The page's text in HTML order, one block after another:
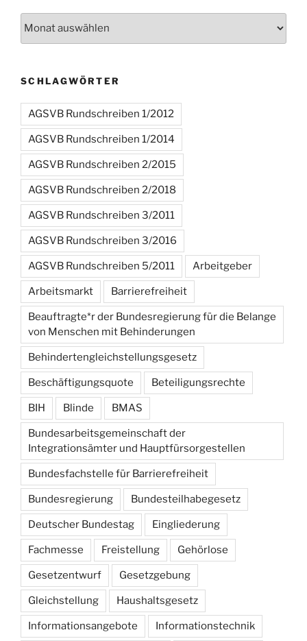
SCHLAGWÖRTER
AGSVB Rundschreiben 1/2012
AGSVB Rundschreiben 1/2014
AGSVB Rundschreiben 2/2015
AGSVB Rundschreiben 2/2018
AGSVB Rundschreiben 3/2011
AGSVB Rundschreiben 3/2016
AGSVB Rundschreiben 5/2011 Arbeitgeber
Arbeitsmarkt Barrierefreiheit
Beauftragte*r der Bundesregierung für die Belange
von Menschen mit Behinderungen
Behindertengleichstellungsgesetz
Beschäftigungsquote Beteiligungsrechte
BIH Blinde BMAS
Bundesarbeitsgemeinschaft der
Integrationsämter und Hauptfürsorgestellen
Bundesfachstelle für Barrierefreiheit
Bundesregierung Bundesteilhabegesetz
Deutscher Bundestag Eingliederung
Fachmesse Freistellung Gehörlose
Gesetzentwurf Gesetzgebung
Gleichstellung Haushaltsgesetz
Informationsangebote Informationstechnik